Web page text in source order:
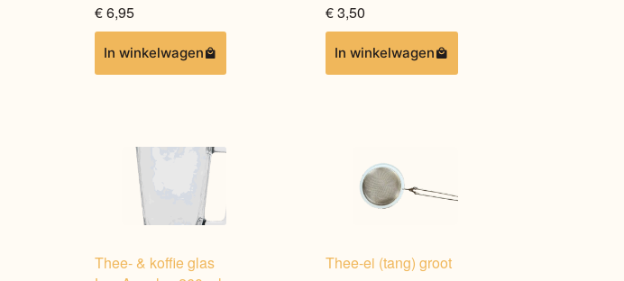
€6,95
In winkelwagen
€3,50
In winkelwagen
product
gekozen
de
Thee- & koffie glas
Thee-ei (tang) groot